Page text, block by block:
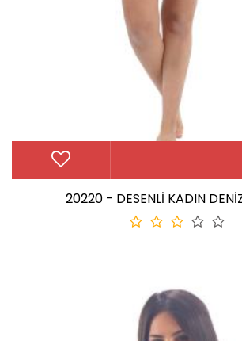
20220 - DESENLİ KADIN